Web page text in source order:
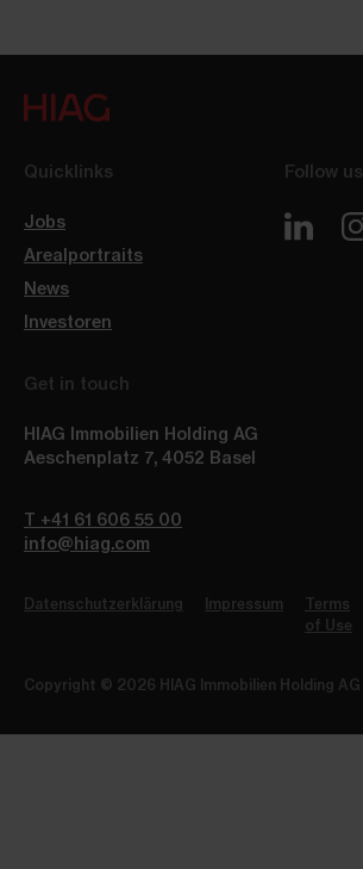
Quicklinks
Jobs
Arealportraits
News
Investoren
Follow us
Get in touch
HIAG Immobilien Holding AG
Aeschenplatz 7, 4052 Basel
T +41 61 606 55 00
info@hiag.com
Datenschutzerklärung Impressum
Terms
of Use
Copyright © 2026 HIAG Immobilien Holding AG